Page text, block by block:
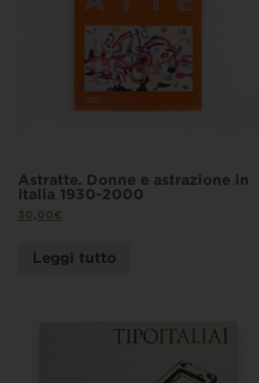
Astratte. Donne e astrazione in
Italia 1930-2000
30,00€
Leggi tutto